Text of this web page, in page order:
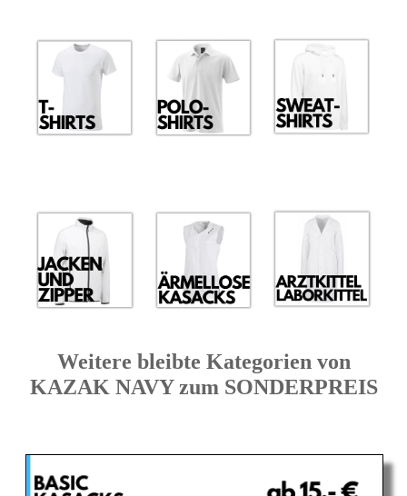
Weitere bleibte Kategorien von
KAZAK NAVY zum SONDERPREIS